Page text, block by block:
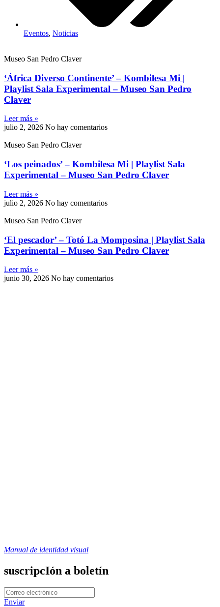
Eventos, Noticias
Museo San Pedro Claver
‘África Diverso Continente’ – Kombilesa Mi |
Playlist Sala Experimental – Museo San Pedro
Claver
Leer más »
julio 2, 2026 No hay comentarios
Museo San Pedro Claver
‘Los peinados’ – Kombilesa Mi | Playlist Sala
Experimental – Museo San Pedro Claver
Leer más »
julio 2, 2026 No hay comentarios
Museo San Pedro Claver
‘El pescador’ – Totó La Momposina | Playlist Sala
Experimental – Museo San Pedro Claver
Leer más »
junio 30, 2026 No hay comentarios
Manual de identidad visual
suscripcIón a boletín
Enviar